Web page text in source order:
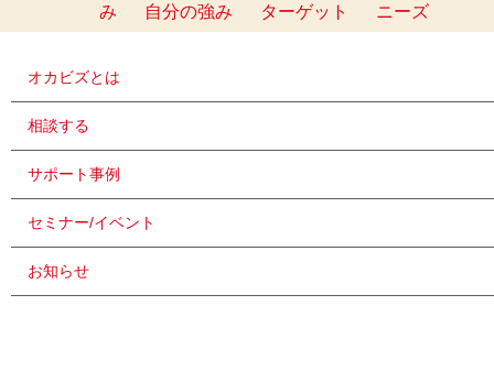
み
自分の強み ターゲット ニーズ
オカビズとは
相談する
サポート事例
セミナー/イベント
お知らせ